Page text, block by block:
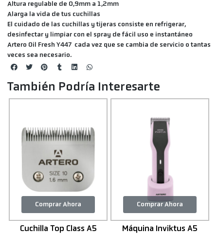
Altura regulable de 0,9mm a 1,2mm
Alarga la vida de tus cuchillas
El cuidado de las cuchillas y tijeras consiste en refrigerar,
desinfectar y limpiar con el spray de fácil uso e instantáneo
Artero Oil Fresh Y447 cada vez que se cambia de servicio o tantas
veces sea necesario.
También Podría Interesarte
Comprar Ahora
Cuchilla Top Class A5
Comprar Ahora
Máquina Inviktus A5